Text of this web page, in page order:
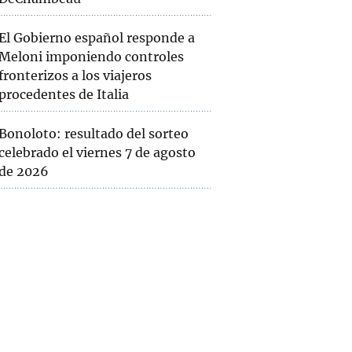
Gobierno español responde a
imponiendo controles
a los viajeros
de Italia
resultado del sorteo
el viernes 7 de agosto
2026